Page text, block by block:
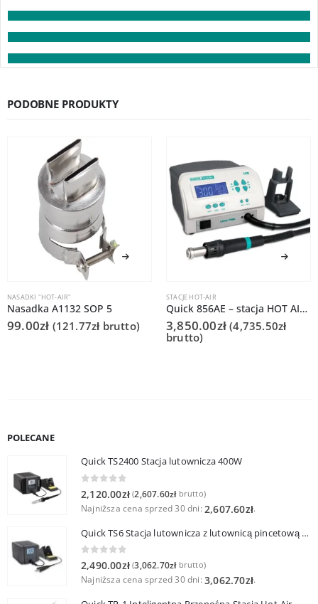
PODOBNE PRODUKTY
NASADKI "HOT-AIR"
Nasadka A1132 SOP 5
99.00zł (121.77zł brutto)
STACJE HOT-AIR
Quick 856AE – stacja HOT AIR 1200W 200l/min
3,850.00zł (4,735.50zł
brutto)
POLECANE
Quick TS2400 Stacja lutownicza 400W
2,120.00zł (2,607.60złbrutto)
Najniższa cena sprzed 30 dni: 2,607.60zł.
Quick TS6 Stacja lutownicza z lutownicą pincetową 60W
0 out of 5
2,490.00zł (3,062.70złbrutto)
Najniższa cena sprzed 30 dni: 3,062.70zł.